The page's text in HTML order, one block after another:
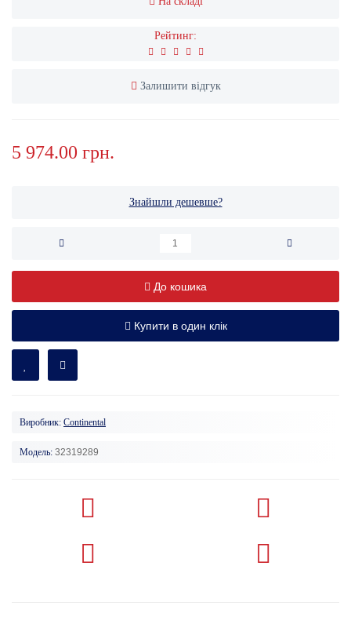
Рейтинг:
Залишити відгук
5 974.00 грн.
Знайшли дешевше?
До кошика
Купити в один клік
Виробник: Continental
Модель: 32319289